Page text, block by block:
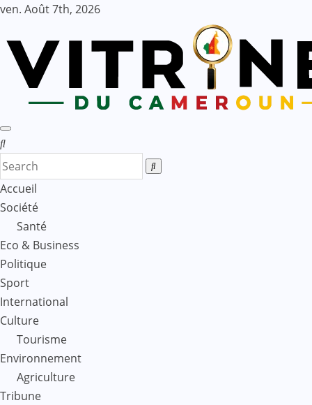
Skip
content
ven. Août 7th, 2026
Accueil
Société
Santé
Eco & Business
Politique
Sport
International
Culture
Tourisme
Environnement
Agriculture
Tribune